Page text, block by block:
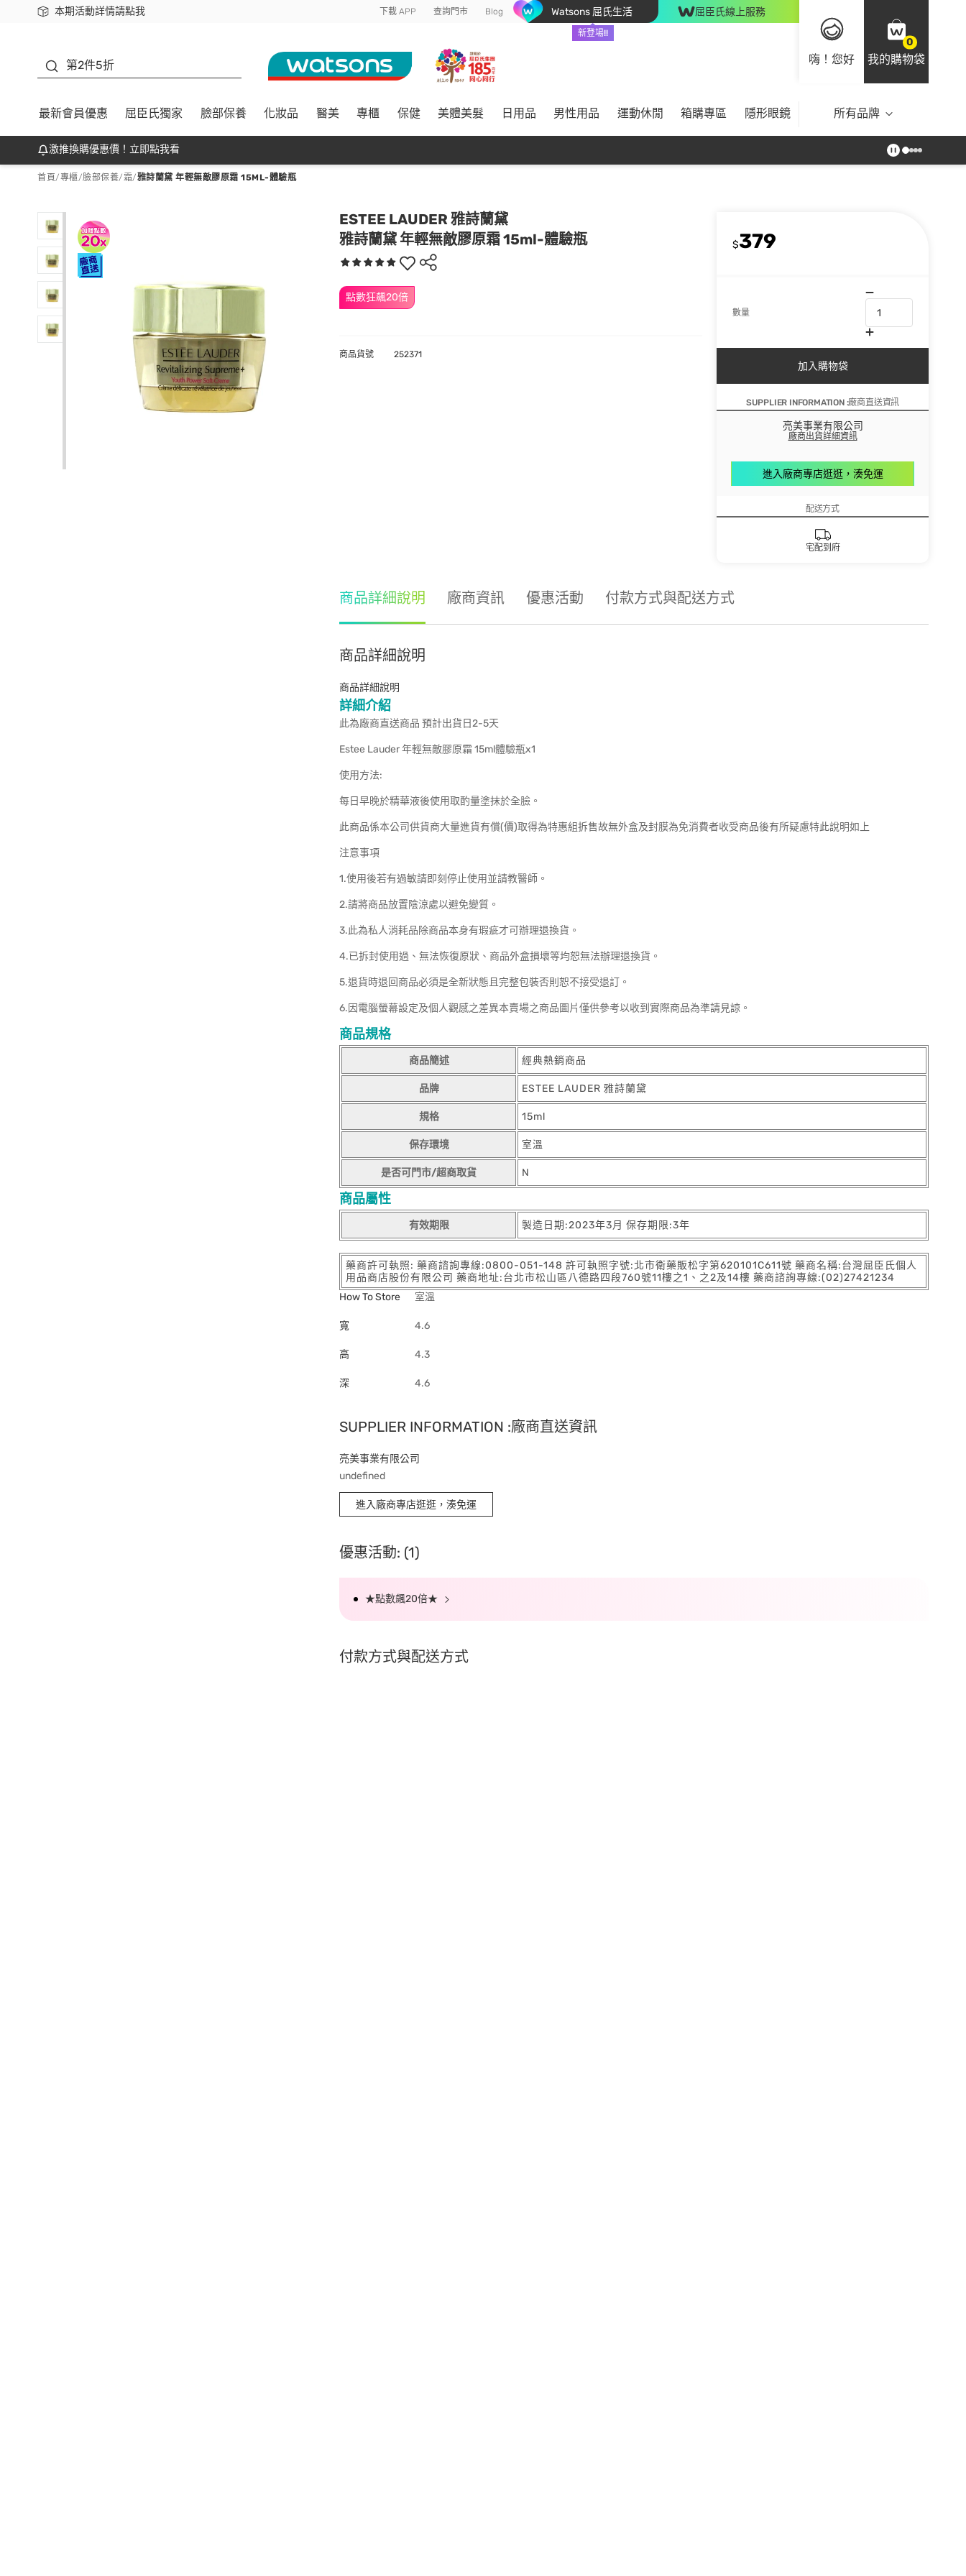
本期活動詳情請點我
下載app最高回饋$350 下載 APP 查詢門市 Blog Watsons 屈氏生活
新登場!!
屈臣氏線上服務
嗨！您好
0
我的購物袋
第2件5折
最新會員優惠 屈臣氏獨家 臉部保養 化妝品 醫美 專櫃 保健 美體美髮 日用品 男性用品 運動休閒 箱購專區 隱形眼鏡 所有品牌
激推換購優惠價！立即點我看
首頁/專櫃/臉部保養/霜/雅詩蘭黛 年輕無敵膠原霜 15ML-體驗瓶
ESTEE LAUDER 雅詩蘭黛
雅詩蘭黛 年輕無敵膠原霜 15ml-體驗瓶
點數狂飆20倍
$379
數量
加入購物袋
SUPPLIER INFORMATION :廠商直送資訊
亮美事業有限公司
廠商出貨詳細資訊
進入廠商專店逛逛，湊免運
配送方式
宅配到府
商品貨號 252371
商品詳細說明 廠商資訊 優惠活動 付款方式與配送方式
商品詳細說明
商品詳細說明
詳細介紹
此為廠商直送商品 預計出貨日2-5天
Estee Lauder 年輕無敵膠原霜 15ml體驗瓶x1
使用方法:
每日早晚於精華液後使用取酌量塗抹於全臉。
此商品係本公司供貨商大量進貨有償(價)取得為特惠組拆售故無外盒及封膜為免消費者收受商品後有所疑慮特此說明如上
注意事項
1.使用後若有過敏請即刻停止使用並請教醫師。
2.請將商品放置陰涼處以避免變質。
3.此為私人消耗品除商品本身有瑕疵才可辦理退換貨。
4.已拆封使用過、無法恢復原狀、商品外盒損壞等均恕無法辦理退換貨。
5.退貨時退回商品必須是全新狀態且完整包裝否則恕不接受退訂。
6.因電腦螢幕設定及個人觀感之差異本賣場之商品圖片僅供參考以收到實際商品為準請見諒。
商品規格
商品簡述 經典熱銷商品
品牌 ESTEE LAUDER 雅詩蘭黛
規格 15ml
保存環境 室溫
是否可門市/超商取貨 N
商品屬性
有效期限 製造日期:2023年3月 保存期限:3年
藥商許可執照: 藥商諮詢專線:0800-051-148 許可執照字號:北市衛藥販松字第620101C611號 藥商名稱:台灣屈臣氏個人
用品商店股份有限公司 藥商地址:台北市松山區八德路四段760號11樓之1、之2及14樓 藥商諮詢專線:(02)27421234
How To Store
室溫
寬 4.6
高 4.3
深 4.6
SUPPLIER INFORMATION :廠商直送資訊
亮美事業有限公司
undefined
進入廠商專店逛逛，湊免運
優惠活動: (1)
★點數飆20倍★
付款方式與配送方式